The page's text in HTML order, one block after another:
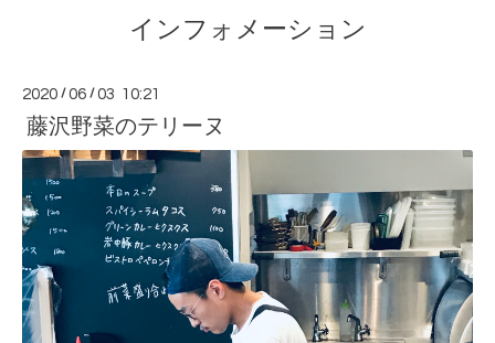
インフォメーション
2020 /06 /03 10:21
藤沢野菜のテリーヌ